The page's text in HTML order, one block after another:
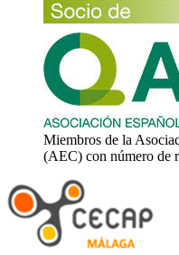
Miembros de la
(AEC) con número de